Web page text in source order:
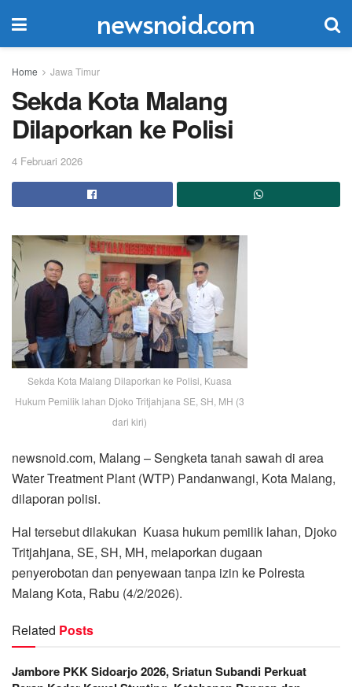
newsnoid.com
Home Jawa Timur
Sekda Kota Malang
Dilaporkan ke Polisi
4 Februari 2026
Sekda Kota Malang Dilaporkan ke Polisi, Kuasa
Hukum Pemilik lahan Djoko Tritjahjana SE, SH, MH (3
dari kiri)
newsnoid.com, Malang – Sengketa tanah sawah di area
Water Treatment Plant (WTP) Pandanwangi, Kota Malang,
dilaporan polisi.
Hal tersebut dilakukan Kuasa hukum pemilik lahan, Djoko
Tritjahjana, SE, SH, MH, melaporkan dugaan
penyerobotan dan penyewaan tanpa izin ke Polresta
Malang Kota, Rabu (4/2/2026).
Related Posts
Jambore PKK Sidoarjo 2026, Sriatun Subandi Perkuat